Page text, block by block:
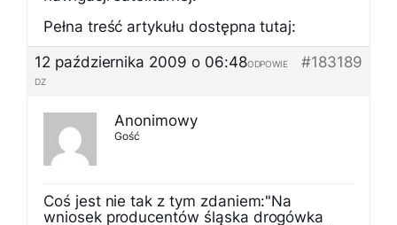
Pełna treść artykułu dostępna tutaj:
12 października 2009 o 06:48
#183189
ODPOWIE
DZ
Anonimowy
Gość
Coś jest nie tak z tym zdaniem:"Na
wniosek producentów śląska drogówka